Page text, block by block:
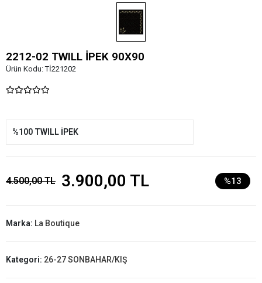
2212-02 TWILL İPEK 90X90
Ürün Kodu:Tİ221202
%100 TWILL İPEK
4.500,00 TL 3.900,00 TL %13
Marka: La Boutique
Kategori: 26-27 SONBAHAR/KIŞ